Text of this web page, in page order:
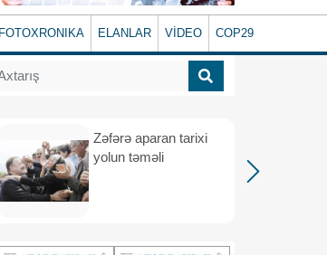
FOTOXRONIKA ELANLAR VİDEO COP29
Zəfərə aparan tarixi
yolun təməli